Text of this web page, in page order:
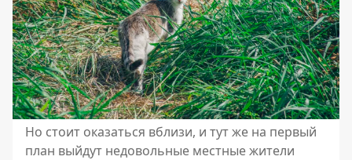
Но стоит оказаться вблизи, и тут же на первый
план выйдут недовольные местные жители